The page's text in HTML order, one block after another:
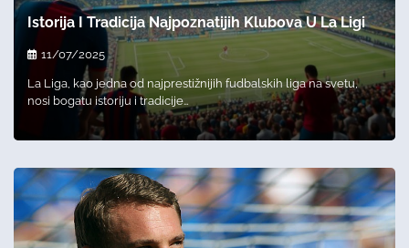
Istorija I Tradicija Najpoznatijih Klubova U La Ligi
11/07/2025
La Liga, kao jedna od najprestižnijih fudbalskih liga na svetu,
nosi bogatu istoriju i tradicije…